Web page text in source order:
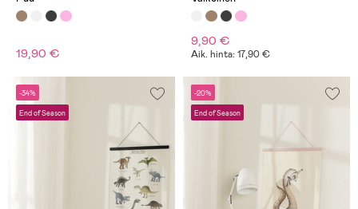
19,90 €
9,90 €
Aik. hinta: 17,90 €
-34%
End of Season
-20%
End of Season